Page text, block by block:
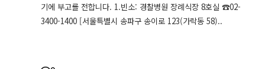
기에 부고를 전합니다. 1.빈소: 경찰병원 장례식장 8호실 ☎02-
3400-1400 [서울특별시 송파구 송이로 123(가락동 58)..